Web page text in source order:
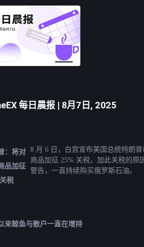
每日晨报 | 8月7日, 2025
：将对
品加征
税
8 月 6 日，白宫宣布美国总统特朗
商品加征 25% 关税，加此关税的原
警告，一直持续购买俄罗斯石油。
来鲸鱼与散户一直在增持